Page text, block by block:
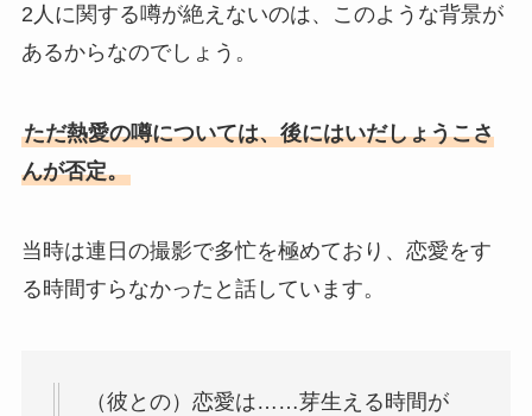
2人に関する噂が絶えないのは、このような背景が
あるからなのでしょう。
ただ熱愛の噂については、後にはいだしょうこさ
んが否定。
当時は連日の撮影で多忙を極めており、恋愛をす
る時間すらなかったと話しています。
（彼との）恋愛は……芽生える時間が